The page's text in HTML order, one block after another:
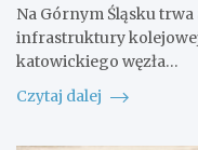
Na Górnym Śląsku
infrastruktury
katowickiego węzła…
Czytaj dalej